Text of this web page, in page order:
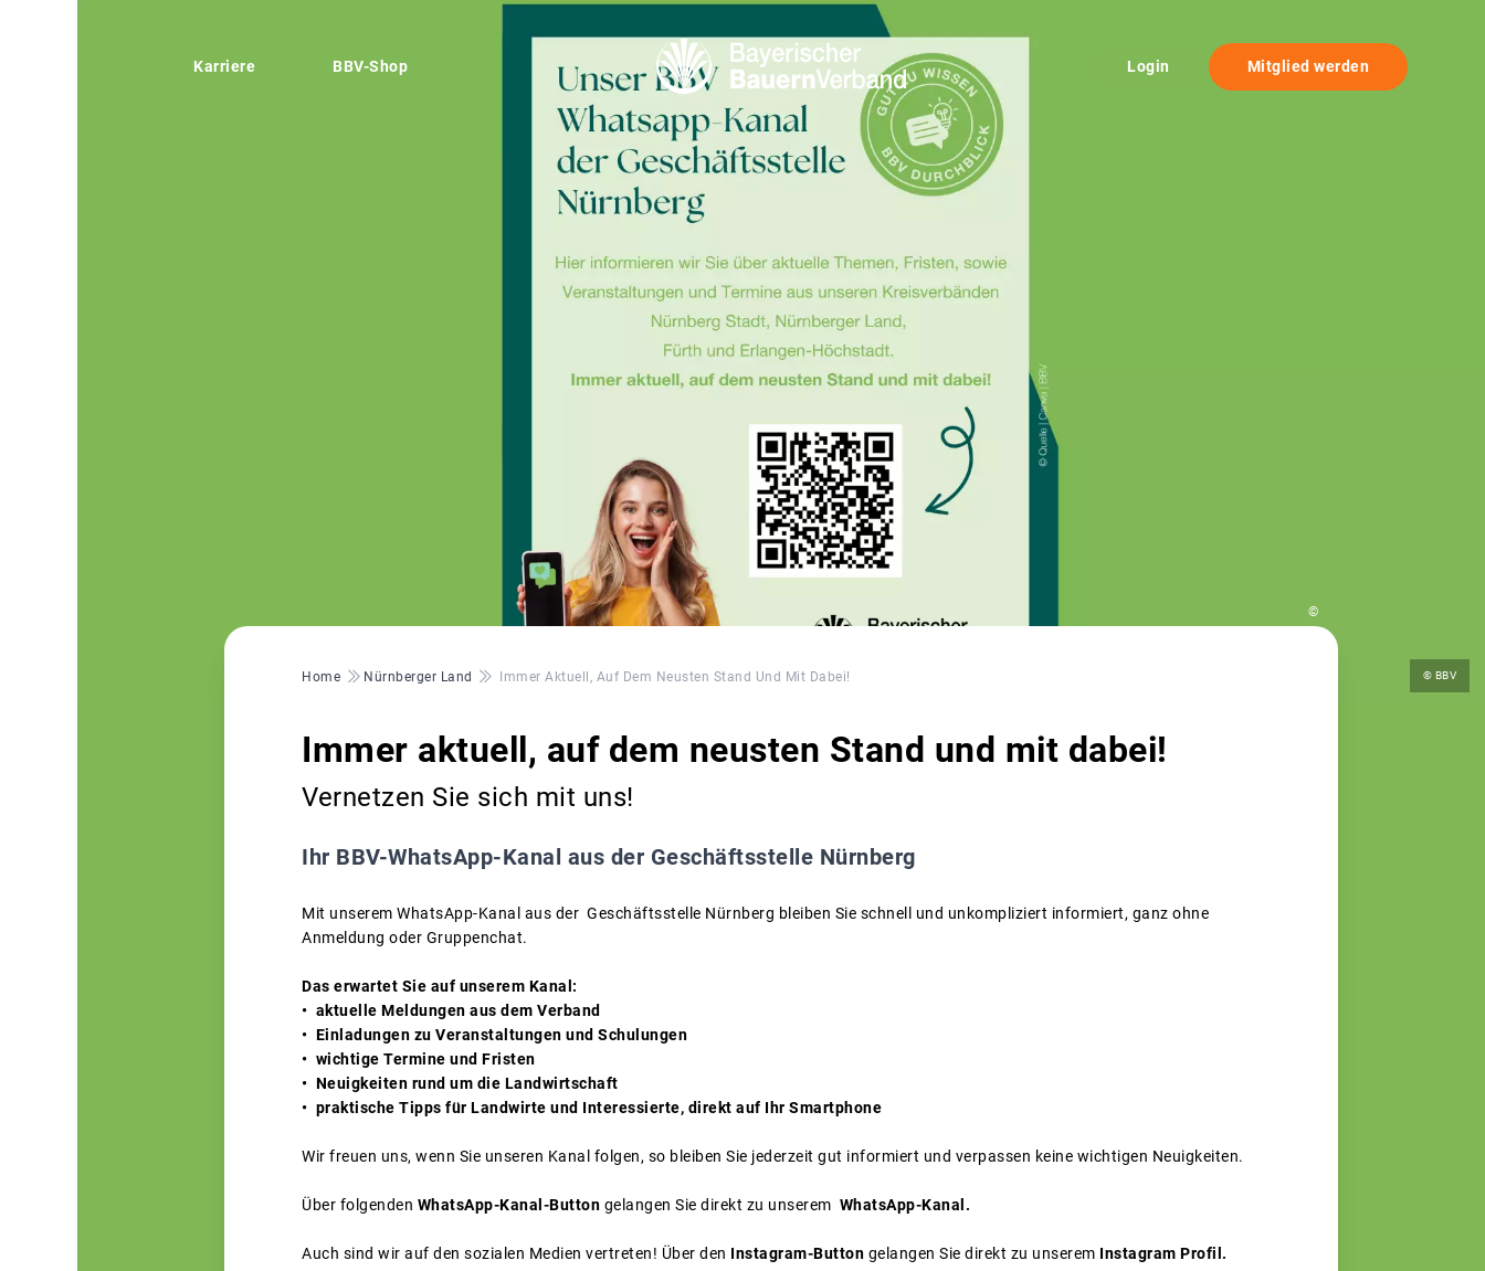
Karriere BBV-Shop Login Mitglied werden
© BBV
©
Pfadnavigation
Home Nürnberger Land Immer Aktuell, Auf Dem Neusten Stand Und Mit Dabei!
Immer aktuell, auf dem neusten Stand und mit dabei!
Vernetzen Sie sich mit uns!
Ihr BBV-WhatsApp-Kanal aus der Geschäftsstelle Nürnberg
Mit unserem WhatsApp-Kanal aus der Geschäftsstelle Nürnberg bleiben Sie schnell und unkompliziert informiert, ganz ohne
Anmeldung oder Gruppenchat.
Das erwartet Sie auf unserem Kanal:
• aktuelle Meldungen aus dem Verband
• Einladungen zu Veranstaltungen und Schulungen
• wichtige Termine und Fristen
• Neuigkeiten rund um die Landwirtschaft
• praktische Tipps für Landwirte und Interessierte, direkt auf Ihr Smartphone
Wir freuen uns, wenn Sie unseren Kanal folgen, so bleiben Sie jederzeit gut informiert und verpassen keine wichtigen Neuigkeiten.
Über folgenden WhatsApp-Kanal-Button gelangen Sie direkt zu unserem WhatsApp-Kanal.
Auch sind wir auf den sozialen Medien vertreten! Über den Instagram-Button gelangen Sie direkt zu unserem Instagram Profil.